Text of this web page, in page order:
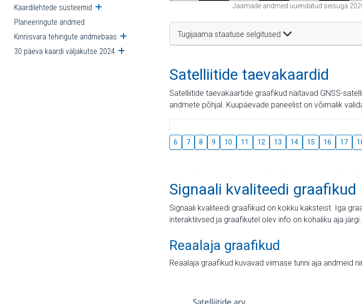
Kaardilehtede süsteemid Ava alammenüü
Planeeringute andmed
Kinnisvara tehingute andmebaas Ava alammenüü
30 päeva kaardi väljakutse 2024 Ava alammenüü
Jaamade andmed uuendatud seisuga
Tugijaama staatuse selgitused
Satelliitide taevakaardid
Satelliitide taevakaartide graafikud näitavad GNSS-
andmete põhjal. Kuupäevade paneelist on võimalik
6 7 8 9 10 11 12 13 14 15 16 17
Signaali kvaliteedi graafikud
Signaali kvaliteedi graafikuid on kokku kaksteist. Iga
interaktiivsed ja graafikutel olev info on kohaliku aja järgi.
Reaalaja graafikud
Reaalaja graafikud kuvavad viimase tunni aja andmeid